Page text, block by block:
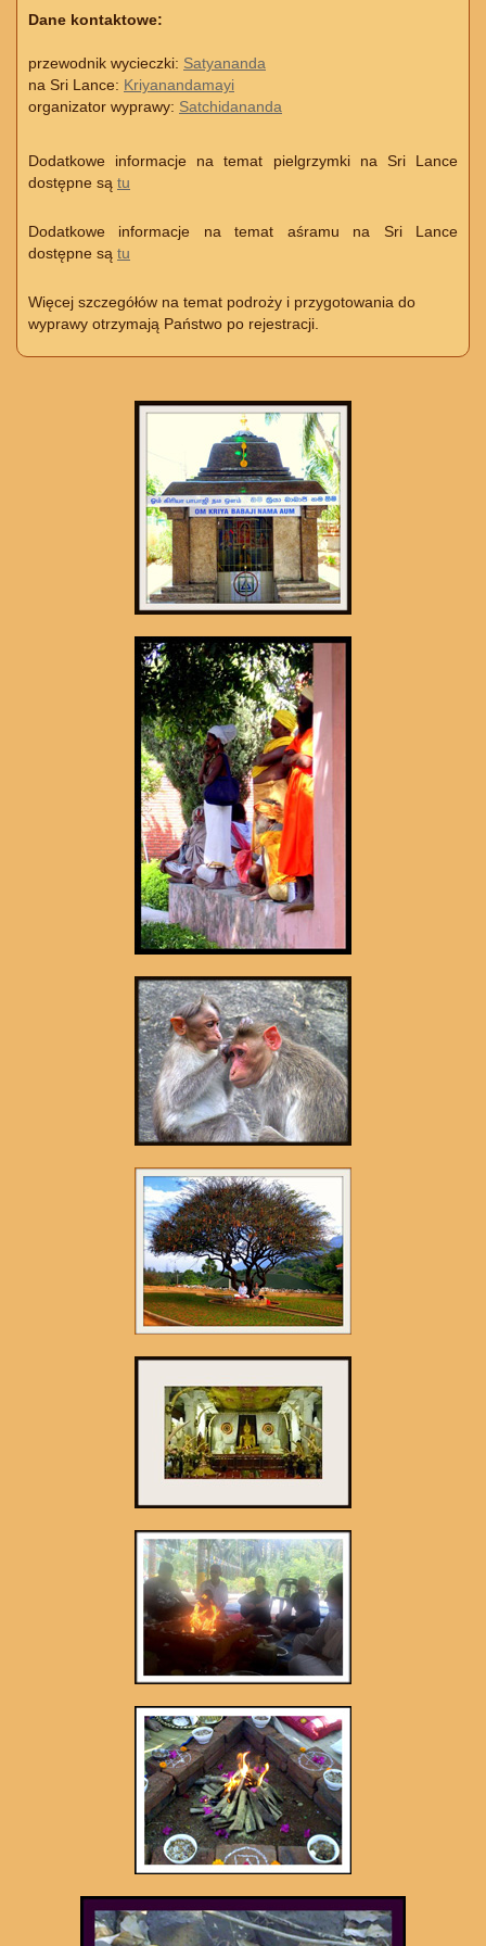
Dane kontaktowe:
przewodnik wycieczki: Satyananda
na Sri Lance: Kriyanandamayi
organizator wyprawy: Satchidananda
Dodatkowe informacje na temat pielgrzymki na Sri Lance
dostępne są tu
Dodatkowe informacje na temat aśramu na Sri Lance
dostępne są tu
Więcej szczegółów na temat podroży i przygotowania do
wyprawy otrzymają Państwo po rejestracji.